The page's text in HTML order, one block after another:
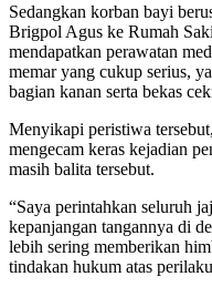
Sedangkan korban bayi
Brigpol Agus ke Rumah
mendapatkan perawatan
memar yang cukup serius,
bagian kanan serta bekas
Menyikapi peristiwa
mengecam keras kejadian
masih balita tersebut.
“Saya perintahkan seluruh
kepanjangan tangannya di
lebih sering memberikan
tindakan hukum atas